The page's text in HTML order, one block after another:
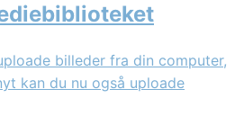
billeder fra din computer,
kan du nu også uploade